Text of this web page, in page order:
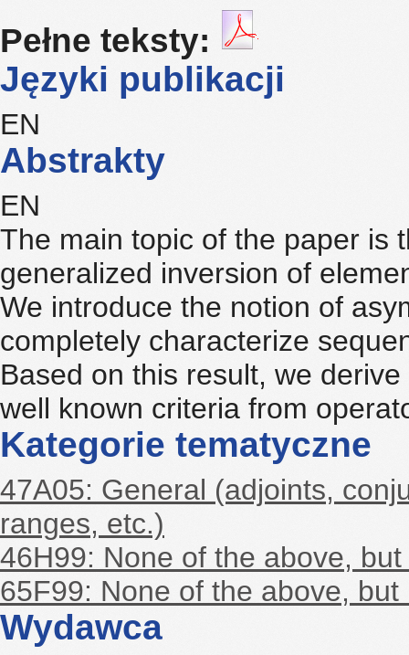
Pełne teksty:
Języki publikacji
EN
Abstrakty
EN
The main topic of the paper is
generalized inversion of
We introduce the notion of
completely characterize
Based on this result, we
well known criteria from
Kategorie tematyczne
47A05: General (adjoints,
ranges, etc.)
46H99: None of the above,
65F99: None of the above, but
Wydawca